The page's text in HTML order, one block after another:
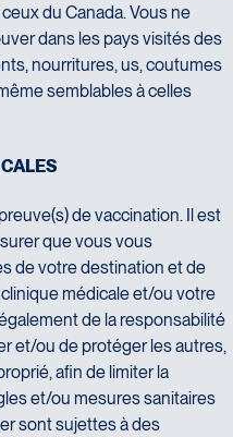
du Canada. Vous ne
dans les pays visités des
nourritures, us, coutumes
semblables à celles
CALES
de vaccination. Il est
que vous vous
de votre destination et de
médicale et/ou votre
de la responsabilité
et/ou de protéger les autres,
afin de limiter la
et/ou mesures sanitaires
sont sujettes à des